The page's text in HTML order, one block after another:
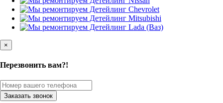
×
Перезвонить вам?!